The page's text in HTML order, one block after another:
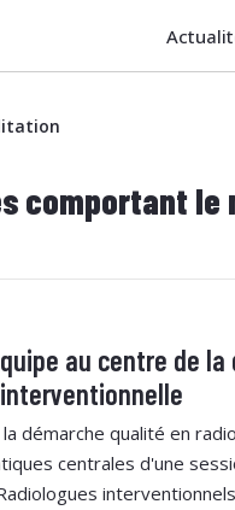
comportant le
au centre de
démarche qualité en
centrales d'une